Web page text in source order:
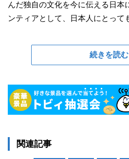
んだ独自の文化を今に伝える日本
ンティアとして、日本人にとって
続きを読む
関連記事